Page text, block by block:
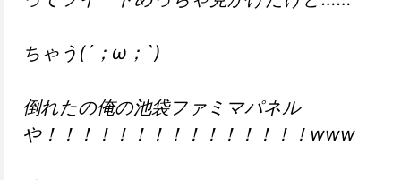
ちゃう(´；ω；`)
倒れたの俺の池袋ファミマパネル
や！！！！！！！！！！！！！！！www